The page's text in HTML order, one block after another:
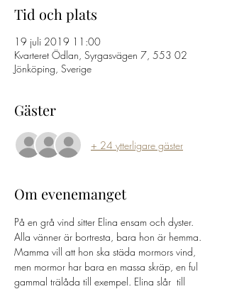
Tid och plats
19 juli 2019 11:00
Kvarteret Ödlan, Syrgasvägen 7, 553 02
Jönköping, Sverige
Gäster
+ 24 ytterligare gäster
Om evenemanget
På en grå vind sitter Elina ensam och dyster.
Alla vänner är bortresta, bara hon är hemma.
Mamma vill att hon ska städa mormors vind,
men mormor har bara en massa skräp, en ful
gammal trälåda till exempel. Elina slår  till